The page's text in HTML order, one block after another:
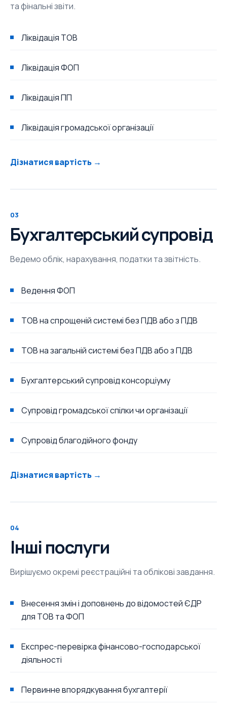
та фінальні звіти.
Ліквідація ТОВ
Ліквідація ФОП
Ліквідація ПП
Ліквідація громадської організації
Дізнатися вартість →
03
Бухгалтерський супровід
Ведемо облік, нарахування, податки та звітність.
Ведення ФОП
ТОВ на спрощеній системі без ПДВ або з ПДВ
ТОВ на загальній системі без ПДВ або з ПДВ
Бухгалтерський супровід консорціуму
Супровід громадської спілки чи організації
Супровід благодійного фонду
Дізнатися вартість →
04
Інші послуги
Вирішуємо окремі реєстраційні та облікові завдання.
Внесення змін і доповнень до відомостей ЄДР
для ТОВ та ФОП
Експрес-перевірка фінансово-господарської
діяльності
Первинне впорядкування бухгалтерії